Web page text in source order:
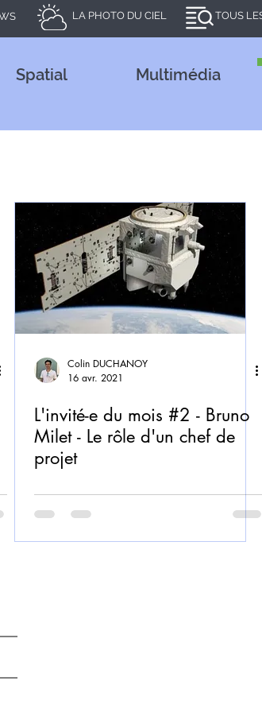
LA PHOTO DU CIEL TOUS
Spatial Multimédia
Colin DUCHANOY
16 avr. 2021
L'invité-e du mois #2 - Bruno
Milet - Le rôle d'un chef de
projet